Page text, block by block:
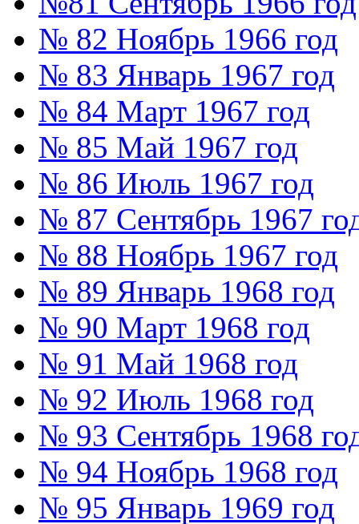
№ 82 Ноябрь 1966 год
№ 83 Январь 1967 год
№ 84 Март 1967 год
№ 85 Май 1967 год
№ 86 Июль 1967 год
№ 87 Сентябрь 1967
№ 88 Ноябрь 1967 год
№ 89 Январь 1968 год
№ 90 Март 1968 год
№ 91 Май 1968 год
№ 92 Июль 1968 год
№ 93 Сентябрь 1968
№ 94 Ноябрь 1968 год
№ 95 Январь 1969 год